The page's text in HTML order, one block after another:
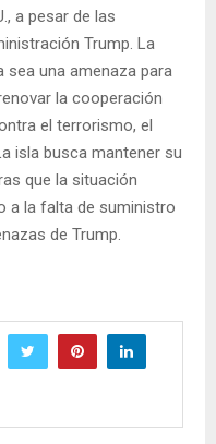
a pesar de las
Trump. La
sea una amenaza para
la cooperación
el terrorismo, el
isla busca mantener su
que la situación
a la falta de suministro
de Trump.